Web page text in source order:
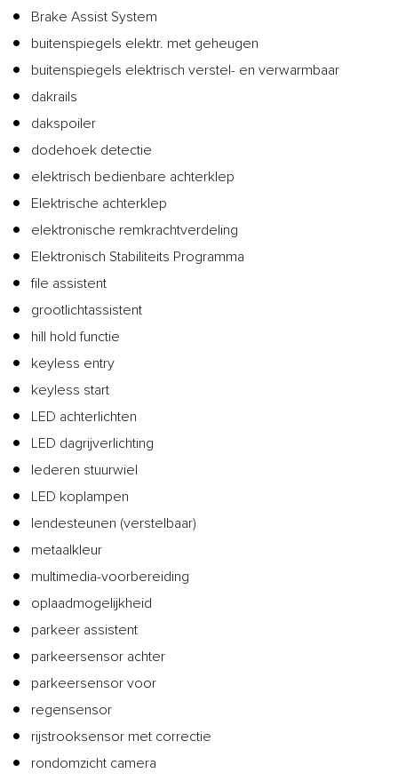
Brake Assist System
buitenspiegels elektr. met geheugen
buitenspiegels elektrisch verstel- en verwarmbaar
dakrails
dakspoiler
dodehoek detectie
elektrisch bedienbare achterklep
Elektrische achterklep
elektronische remkrachtverdeling
Elektronisch Stabiliteits Programma
file assistent
grootlichtassistent
hill hold functie
keyless entry
keyless start
LED achterlichten
LED dagrijverlichting
lederen stuurwiel
LED koplampen
lendesteunen (verstelbaar)
metaalkleur
multimedia-voorbereiding
oplaadmogelijkheid
parkeer assistent
parkeersensor achter
parkeersensor voor
regensensor
rijstrooksensor met correctie
rondomzicht camera